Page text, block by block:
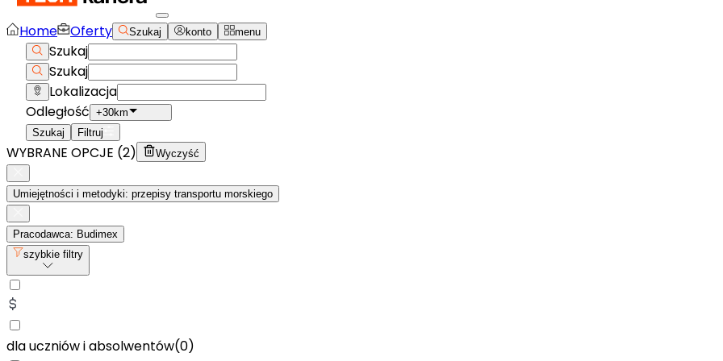
Home Oferty Szukaj konto menu
Szukaj
Szukaj
Lokalizacja
Odległość +30km
Szukaj
Filtruj
WYBRANE OPCJE (2) Wyczyść
Umiejętności i metodyki: przepisy transportu morskiego
Pracodawca: Budimex
szybkie filtry
dla uczniów i absolwentów(0)